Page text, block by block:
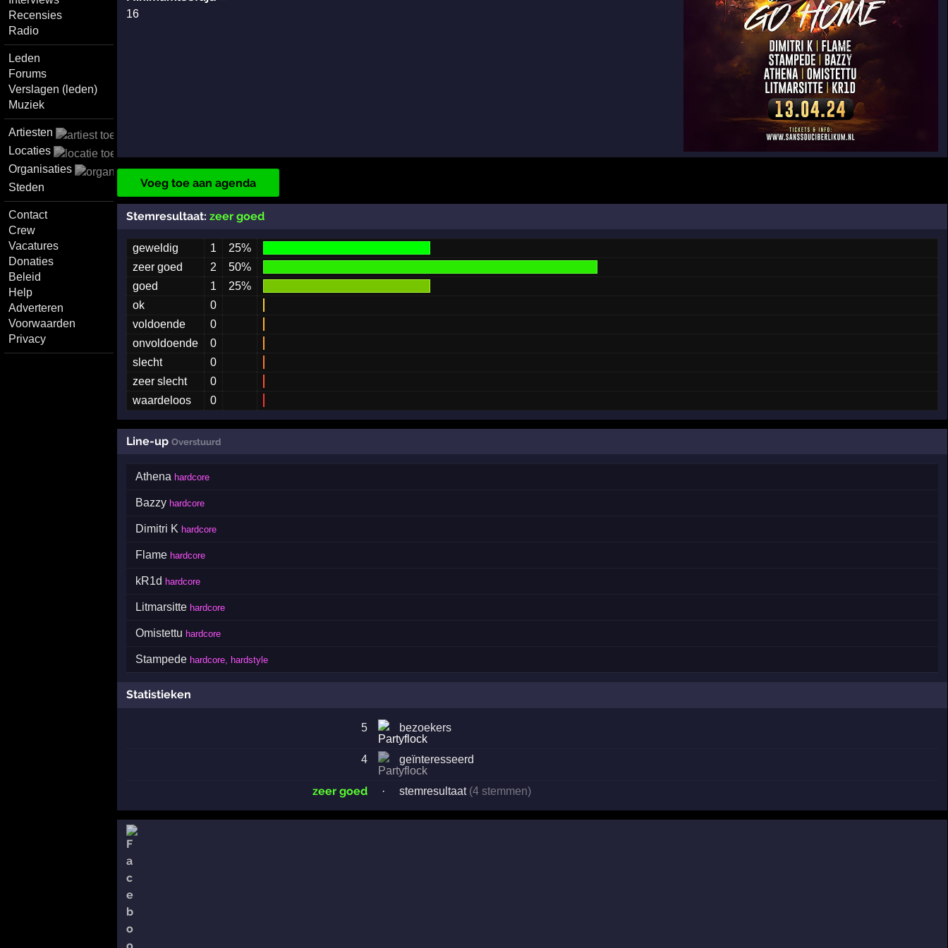
Recensies
Radio
Leden
Forums
Verslagen (leden)
Muziek
Artiesten
Locaties
Organisaties
Steden
Contact
Crew
Vacatures
Donaties
Beleid
Help
Adverteren
Voorwaarden
Privacy
16
Voeg toe aan agenda
Stemresultaat: zeer goed
geweldig 1
25%
zeer goed
2
50%
goed
1
25%
ok
0
voldoende
0
onvoldoende
0
slecht
0
zeer slecht
0
waardeloos
0
Line-up Overstuurd
Athena hardcore
Bazzy hardcore
Dimitri K hardcore
Flame hardcore
kR1d hardcore
Litmarsitte hardcore
Omistettu hardcore
Stampede hardcore, hardstyle
Statistieken
5 bezoekers
4 geïnteresseerd
zeer goed · stemresultaat (4 stemmen)